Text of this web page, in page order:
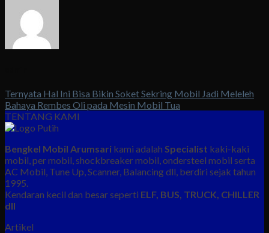
Ternyata Hal Ini Bisa Bikin Soket Sekring Mobil Jadi Meleleh
Bahaya Rembes Oli pada Mesin Mobil Tua
TENTANG KAMI
Bengkel Mobil Arumsari kami adalah Specialist kaki-kaki
mobil, per mobil, shockbreaker mobil, ondersteel mobil serta
AC Mobil, Tune Up, Scanner, Balancing dll, berdiri sejak tahun
1995.
Kendaran kecil dan besar seperti ELF, BUS, TRUCK, CHILLER
dll
Artikel